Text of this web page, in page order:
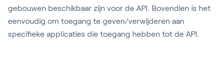
gebouwen beschikbaar zijn voor de API. Bovendien is het
eenvoudig om toegang te geven/verwijderen aan
specifieke applicaties die toegang hebben tot de API.